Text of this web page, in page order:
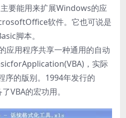
要能用来扩展Windows的应
软件。它也可说是
脚本。
应用程序共享一种通用的自动
，实际
序的版别。1994年发行的
VBA的宏功用。